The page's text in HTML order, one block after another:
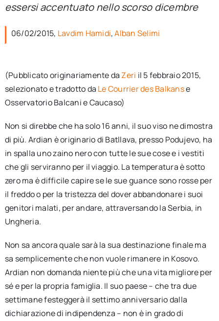
per:
Ita
essersi accentuato nello scorso dicembre
06/02/2015, Lavdim Hamidi,Alban Selimi
(Pubblicato originariamente da Zeri il 5 febbraio 2015,
selezionato e tradotto da Le Courrier des Balkanse
Osservatorio Balcani e Caucaso)
Non si direbbe che ha solo 16 anni, il suo viso ne dimostra
di più. Ardian è originario di Batllava, presso Podujevo, ha
in spalla uno zaino nero con tutte le sue cose e i vestiti
che gli serviranno per il viaggio. La temperatura è sotto
zero ma è difficile capire se le sue guance sono rosse per
il freddo o per la tristezza del dover abbandonare i suoi
genitori malati, per andare, attraversando la Serbia, in
Ungheria.
Non sa ancora quale sarà la sua destinazione finale ma
sa semplicemente che non vuole rimanere in Kosovo.
Ardian non domanda niente più che una vita migliore per
sé e per la propria famiglia. Il suo paese – che tra due
settimane festeggerà il settimo anniversario dalla
dichiarazione di indipendenza – non è in grado di